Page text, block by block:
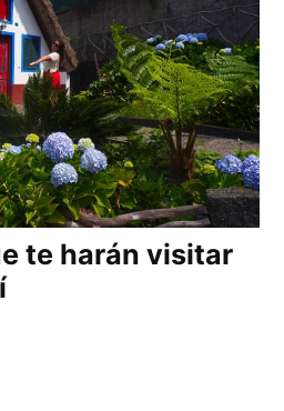
te harán visitar